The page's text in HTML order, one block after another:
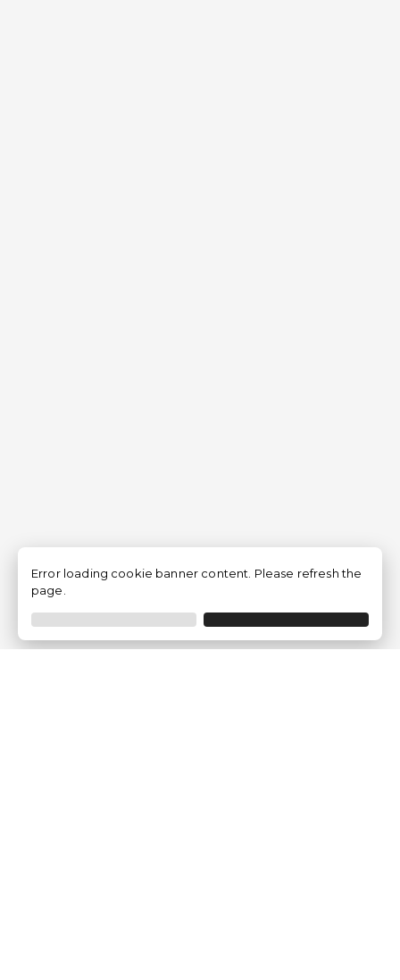
Error loading cookie banner content. Please refresh the
page.